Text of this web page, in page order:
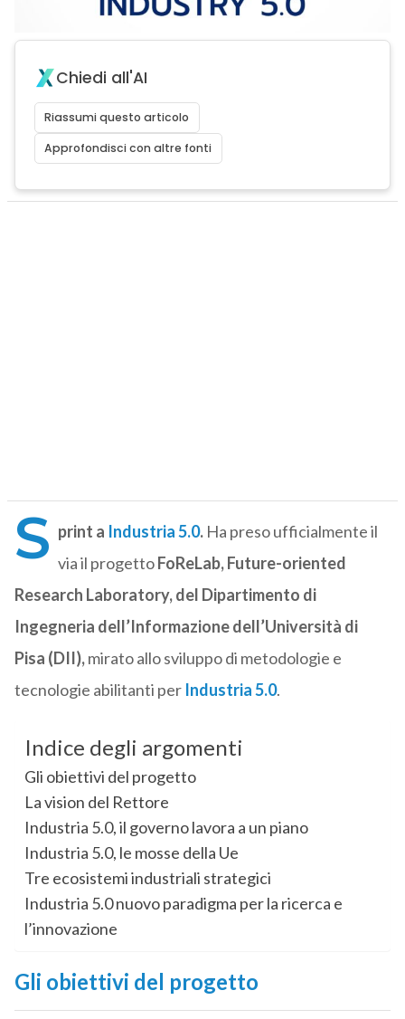
Chiedi all'AI
Riassumi questo articolo
Approfondisci con altre fonti
S print a Industria 5.0.Ha preso ufficialmente il
via il progettoFoReLab, Future-oriented
Research Laboratory, del Dipartimento di
Ingegneria dell’Informazione dell’Università di
Pisa (DII),mirato allo sviluppo di metodologie e
tecnologie abilitanti per Industria 5.0.
Indice degli argomenti
Gli obiettivi del progetto
La vision del Rettore
Industria 5.0, il governo lavora a un piano
Industria 5.0, le mosse della Ue
Tre ecosistemi industriali strategici
Industria 5.0 nuovo paradigma per la ricerca e
l’innovazione
Gli obiettivi del progetto